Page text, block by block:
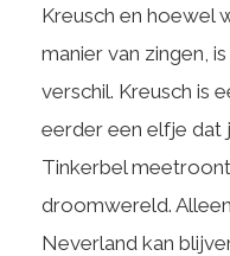
Kreusch en hoewel
manier van zingen,
verschil. Kreusch is
eerder een elfje dat
Tinkerbel
droomwereld.
Neverland kan